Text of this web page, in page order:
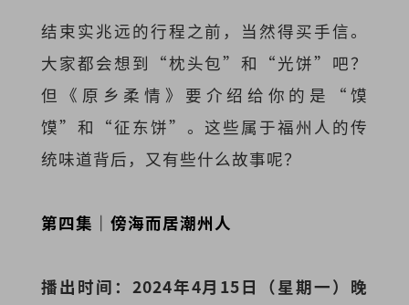
结束实兆远的行程之前，当然得买手信。
大家都会想到“枕头包”和“光饼”吧？
但《原乡柔情》要介绍给你的是“馍
馍”和“征东饼”。这些属于福州人的传
统味道背后，又有些什么故事呢？
第四集｜傍海而居潮州人
播出时间：2024年4月15日（星期一）晚